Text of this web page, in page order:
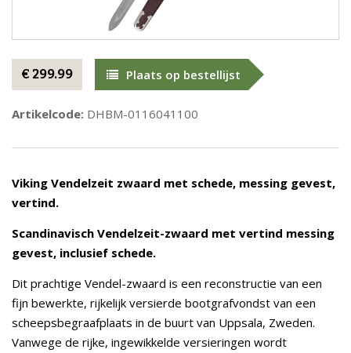
€ 299.99 Plaats op bestellijst
Artikelcode: DHBM-0116041100
Viking Vendelzeit zwaard met schede, messing gevest,
vertind.
Scandinavisch Vendelzeit-zwaard met vertind messing
gevest, inclusief schede.
Dit prachtige Vendel-zwaard is een reconstructie van een
fijn bewerkte, rijkelijk versierde bootgrafvondst van een
scheepsbegraafplaats in de buurt van Uppsala, Zweden.
Vanwege de rijke, ingewikkelde versieringen wordt